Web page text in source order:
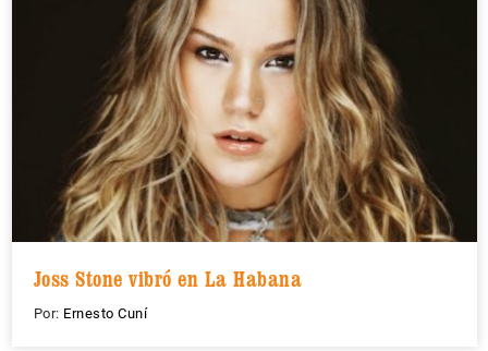
Joss Stone vibró en La Habana
Por: Ernesto Cuní